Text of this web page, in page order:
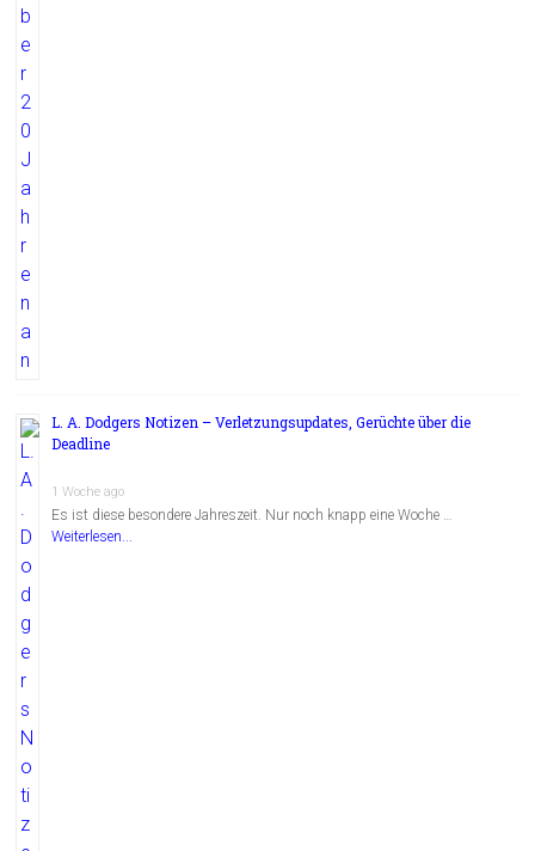
L. A. Dodgers Notizen – Verletzungsupdates, Gerüchte über die
Deadline
1 Woche ago
Es ist diese besondere Jahreszeit. Nur noch knapp eine Woche …
Weiterlesen...